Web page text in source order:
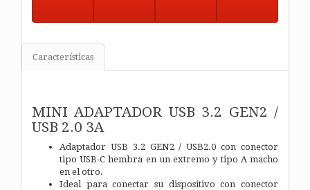
Características
MINI ADAPTADOR USB 3.2 GEN2 /
USB 2.0 3A
Adaptador USB 3.2 GEN2 / USB2.0 con conector
tipo USB-C hembra en un extremo y tipo A macho
en el otro.
Ideal para conectar su dispositivo con conector